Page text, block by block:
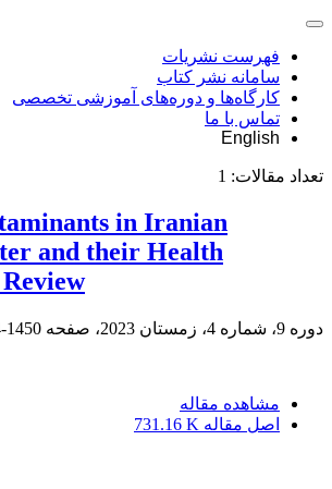
فهرست نشریات
سامانه نشر کتاب
کارگاه‌ها و دوره‌های آموزشی تخصصی
تماس با ما
English
تعداد مقالات: 1
in Iranian
and their Health
دوره 9، شماره 4، زمستان 2023، صفحه
1450-1474
مشاهده مقاله
اصل مقاله 731.16 K